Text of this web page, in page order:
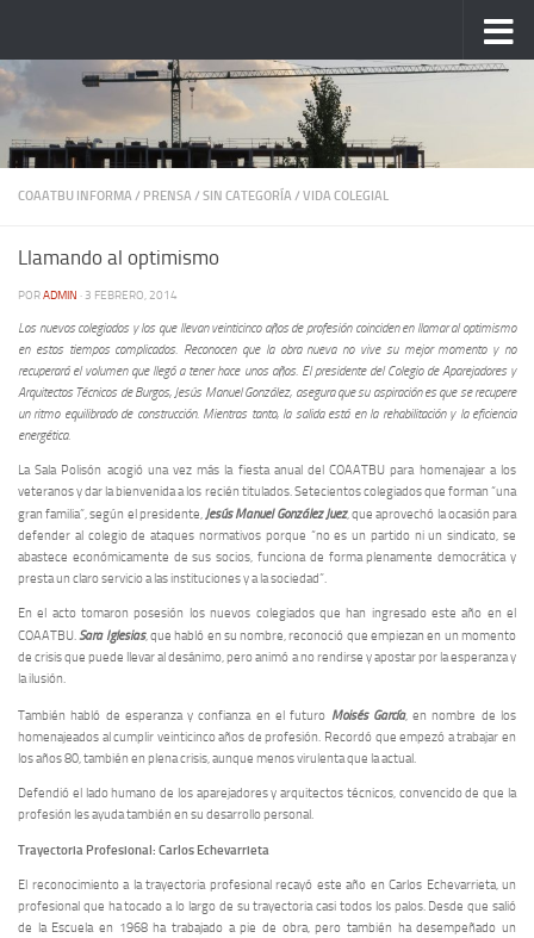
COAATBU INFORMA / PRENSA / SIN CATEGORÍA / VIDA COLEGIAL
Llamando al optimismo
PORADMIN · 3 FEBRERO, 2014
Los nuevos colegiados y los que llevan veinticinco años de profesión coinciden en llamar al optimismo
en estos tiempos complicados. Reconocen que la obra nueva no vive su mejor momento y no
recuperará el volumen que llegó a tener hace unos años. El presidente del Colegio de Aparejadores y
Arquitectos Técnicos de Burgos, Jesús Manuel González, asegura que su aspiración es que se recupere
un ritmo equilibrado de construcción. Mientras tanto, la salida está en la rehabilitación y la eficiencia
energética.
La Sala Polisón acogió una vez más la fiesta anual del COAATBU para homenajear a los
veteranos y dar la bienvenida a los recién titulados. Setecientos colegiados que forman “una
gran familia”, según el presidente,Jesús Manuel González Juez, que aprovechó la ocasión para
defender al colegio de ataques normativos porque “no es un partido ni un sindicato, se
abastece económicamente de sus socios, funciona de forma plenamente democrática y
presta un claro servicio a las instituciones y a la sociedad”.
En el acto tomaron posesión los nuevos colegiados que han ingresado este año en el
COAATBU.Sara Iglesias, que habló en su nombre, reconoció que empiezan en un momento
de crisis que puede llevar al desánimo, pero animó a no rendirse y apostar por la esperanza y
la ilusión.
También habló de esperanza y confianza en el futuro Moisés García, en nombre de los
homenajeados al cumplir veinticinco años de profesión. Recordó que empezó a trabajar en
los años 80, también en plena crisis, aunque menos virulenta que la actual.
Defendió el lado humano de los aparejadores y arquitectos técnicos, convencido de que la
profesión les ayuda también en su desarrollo personal.
Trayectoria Profesional: Carlos Echevarrieta
El reconocimiento a la trayectoria profesional recayó este año en Carlos Echevarrieta, un
profesional que ha tocado a lo largo de su trayectoria casi todos los palos. Desde que salió
de la Escuela en 1968 ha trabajado a pie de obra, pero también ha desempeñado un